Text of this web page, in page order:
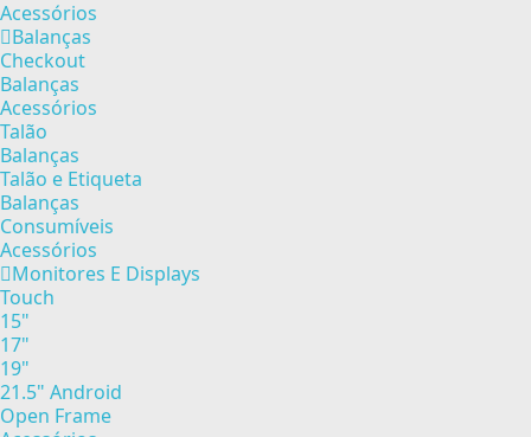
Acessórios
Balanças
Checkout
Balanças
Acessórios
Talão
Balanças
Talão e Etiqueta
Balanças
Consumíveis
Acessórios
Monitores E Displays
Touch
15"
17"
19"
21.5" Android
Open Frame